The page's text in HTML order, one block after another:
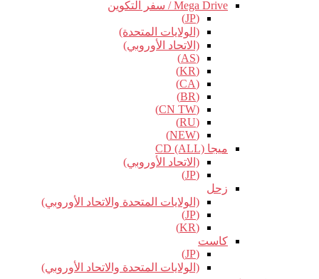
Mega Drive / سفر التكوين
(JP)
(الولايات المتحدة)
(الاتحاد الأوروبي)
(AS)
(KR)
(CA)
(BR)
(CN TW)
(RU)
(NEW)
ميجا CD (ALL)
(الاتحاد الأوروبي)
(JP)
زحل
(الولايات المتحدة والاتحاد الأوروبي)
(JP)
(KR)
كاست
(JP)
(الولايات المتحدة والاتحاد الأوروبي)